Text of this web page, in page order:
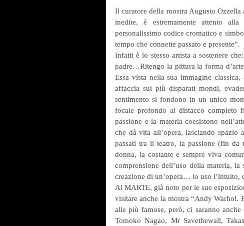
Il curatore della mostra Augusto Ozzella
inedite, è estremamente attento
personalissimo codice cromatico e
tempo che connette passato e presente”.
Infatti è lo stesso artista a sostenere
padre…Ritengo la pittura la forma
Essa vista nella sua immagine
affaccia sui più disparati mondi,
sentimento si fondono in un unico
focale profondo al distacco completo
passione e la materia coesistono
che dà vita all’opera, lasciando spazio
passati tra il teatro, la passione (fin
donna, la costante e sempre viva
comprensione dell’uso della materia,
creazione di un’opera… io uso
Al MARTE, già noto per le sue
visitare anche la mostra “Andy Warhol.
alle più famose, però, ci saranno
Tomoko Nagao, Mr Savethewall,